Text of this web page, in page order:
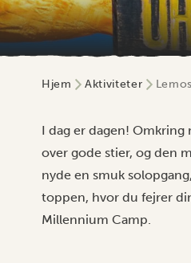
Hjem Aktiviteter
I dag er dagen!
over gode stier, og den
nyde en smuk
toppen, hvor du fejrer
Millennium Camp.